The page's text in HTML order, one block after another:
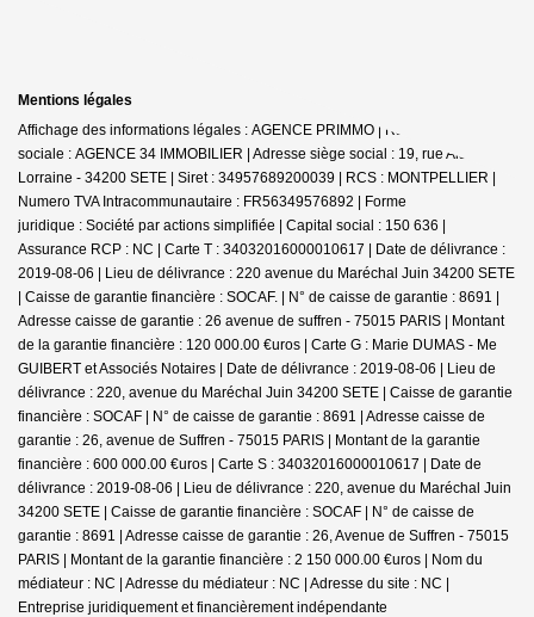
Mentions légales
Affichage des informations légales : AGENCE PRIMMO | Raison
sociale : AGENCE 34 IMMOBILIER | Adresse siège social : 19, rue Alsace
Lorraine - 34200 SETE | Siret : 34957689200039 | RCS : MONTPELLIER |
Numero TVA Intracommunautaire : FR56349576892 | Forme
juridique : Société par actions simplifiée | Capital social : 150 636 |
Assurance RCP : NC | Carte T : 34032016000010617 | Date de délivrance :
2019-08-06 | Lieu de délivrance : 220 avenue du Maréchal Juin 34200 SETE
| Caisse de garantie financière : SOCAF. | N° de caisse de garantie : 8691 |
Adresse caisse de garantie : 26 avenue de suffren - 75015 PARIS | Montant
de la garantie financière : 120 000.00 €uros | Carte G : Marie DUMAS - Me
GUIBERT et Associés Notaires | Date de délivrance : 2019-08-06 | Lieu de
délivrance : 220, avenue du Maréchal Juin 34200 SETE | Caisse de garantie
financière : SOCAF | N° de caisse de garantie : 8691 | Adresse caisse de
garantie : 26, avenue de Suffren - 75015 PARIS | Montant de la garantie
financière : 600 000.00 €uros | Carte S : 34032016000010617 | Date de
délivrance : 2019-08-06 | Lieu de délivrance : 220, avenue du Maréchal Juin
34200 SETE | Caisse de garantie financière : SOCAF | N° de caisse de
garantie : 8691 | Adresse caisse de garantie : 26, Avenue de Suffren - 75015
PARIS | Montant de la garantie financière : 2 150 000.00 €uros | Nom du
médiateur : NC | Adresse du médiateur : NC | Adresse du site : NC |
Entreprise juridiquement et financièrement indépendante